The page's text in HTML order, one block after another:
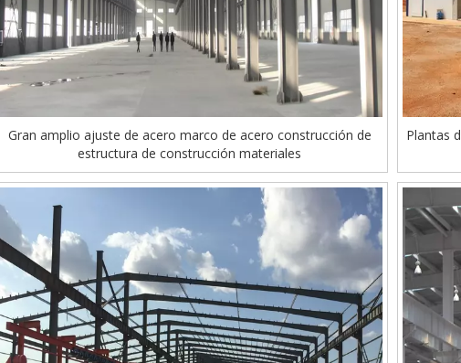
Gran amplio ajuste de acero marco de acero construcción de
estructura de construcción materiales
Plantas